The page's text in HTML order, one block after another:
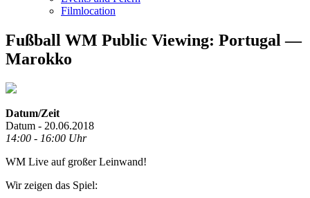
Filmlocation
Fußball WM Public Viewing: Portugal —
Marokko
Datum/Zeit
Datum - 20.06.2018
14:00 - 16:00 Uhr
WM Live auf großer Leinwand!
Wir zeigen das Spiel: